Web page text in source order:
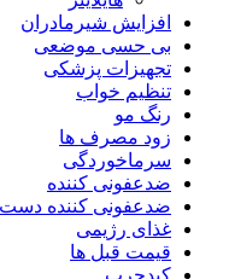
افزایش شیرمادران
بی حسی موضعی
تجهیزات پزشکی
تنظیم خواب
رنگ مو
زود مصرف ها
سرماخوردگی
ضدعفونی کننده
ضدعفونی کننده دست
غذای رژیمی
قیمت قبل ها
کبدچرب